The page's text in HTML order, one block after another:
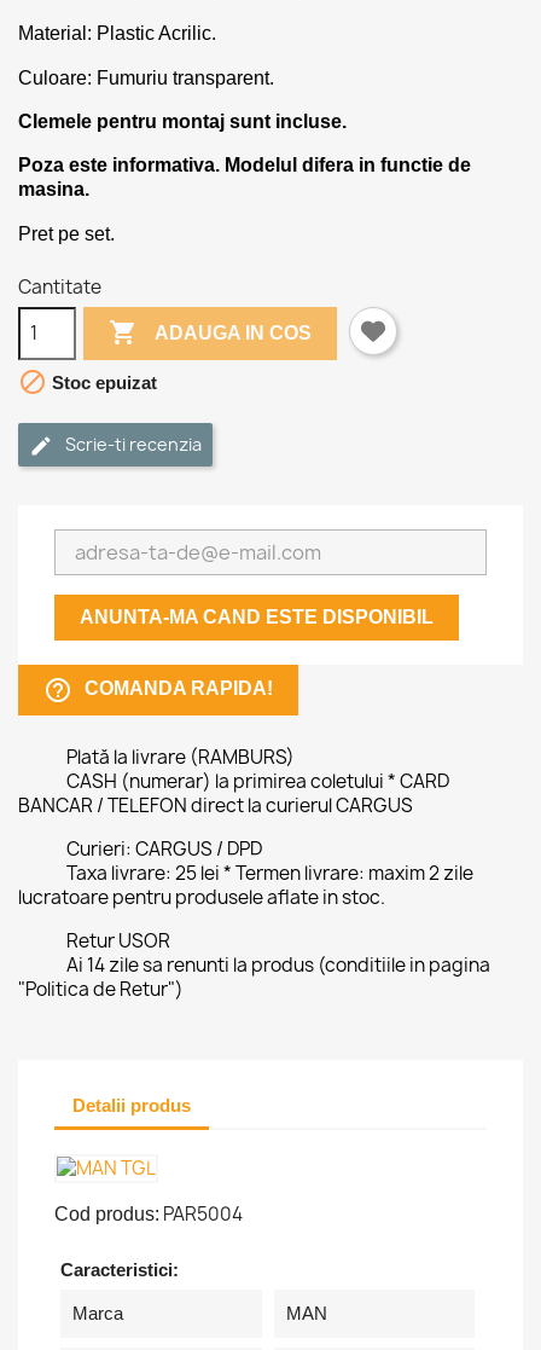
Material: Plastic Acrilic.
Culoare: Fumuriu transparent.
Clemele pentru montaj sunt incluse.
Poza este informativa. Modelul difera in functie de
masina.
Pret pe set.
Cantitate
 ADAUGA IN COS
 Stoc epuizat
Scrie-ti recenzia
ANUNTA-MA CAND ESTE DISPONIBIL
help_outline COMANDA RAPIDA!
Plată la livrare (RAMBURS)
CASH (numerar) la primirea coletului * CARD
BANCAR / TELEFON direct la curierul CARGUS
Curieri: CARGUS / DPD
Taxa livrare: 25 lei * Termen livrare: maxim 2 zile
lucratoare pentru produsele aflate in stoc.
Retur USOR
Ai 14 zile sa renunti la produs (conditiile in pagina
"Politica de Retur")
Detalii produs
Cod produs: PAR5004
Caracteristici:
Marca MAN